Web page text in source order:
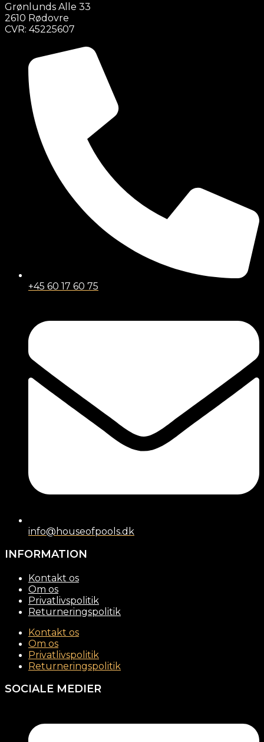
Grønlunds Alle 33
2610 Rødovre
CVR: 45225607
+45 60 17 60 75
info@houseofpools.dk
INFORMATION
Kontakt os
Om os
Privatlivspolitik
Returneringspolitik
Kontakt os
Om os
Privatlivspolitik
Returneringspolitik
SOCIALE MEDIER